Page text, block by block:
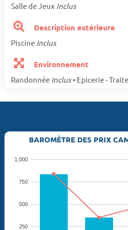
Salle de Jeux Inclus
Description extérieure
Piscine Inclus
Environnement
Randonnée Inclus• Epicerie -
BAROMÈTRE DES PRIX
250
500
750
1,000